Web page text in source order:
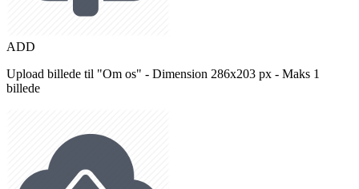
ADD
Upload billede til "Om os" - Dimension 286x203 px - Maks 1
billede